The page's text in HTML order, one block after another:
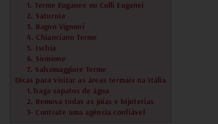
1. Terme Euganee ou Colli Euganei
2. Saturnia
3. Bagno Vignoni
4. Chianciano Terme
5. Ischia
6. Sirmione
7. Salsomaggiore Terme
Dicas para visitar as áreas termais na Itália
1.Traga sapatos de água
2. Remova todas as jóias e bijuterias
3- Contrate uma agência confiável